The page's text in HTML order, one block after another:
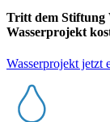
Tritt dem Stiftung
Wasserprojekt
Wasserprojekt jetzt